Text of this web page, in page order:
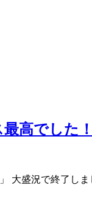
高でした！
大盛況で終了し